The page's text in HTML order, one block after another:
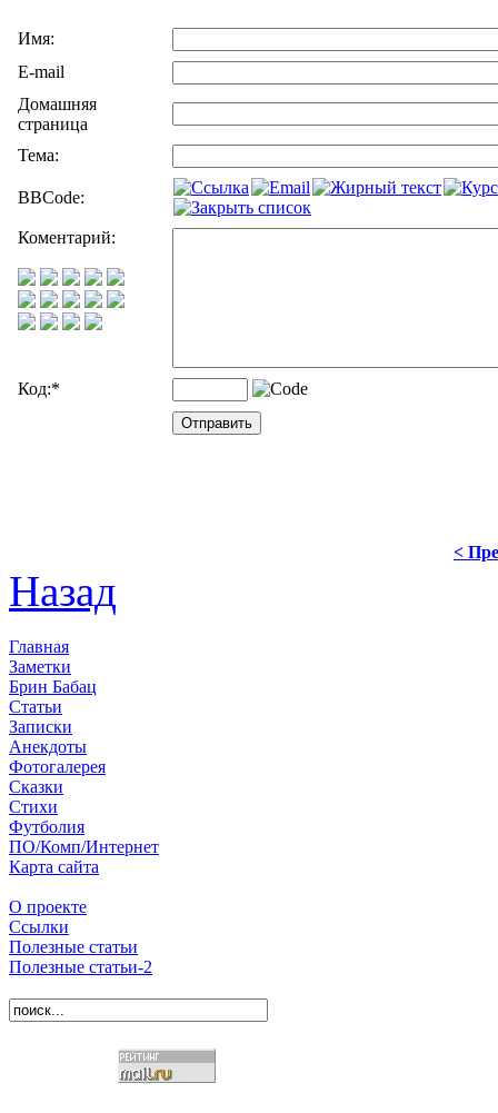
Имя:
E-mail
Домашняя
страница
Тема:
BBCode:
Коментарий:
Код:*
<
Назад
Главная
Заметки
Брин Бабац
Статьи
Записки
Анекдоты
Фотогалерея
Сказки
Стихи
Футболия
ПО/Комп/Интернет
Карта сайта
О проекте
Ссылки
Полезные статьи
Полезные статьи-2